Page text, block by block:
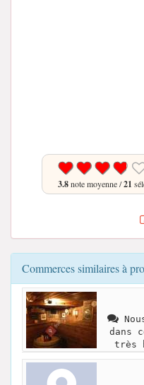
3.8note moyenne /21
Commerces similaires à
dans
très